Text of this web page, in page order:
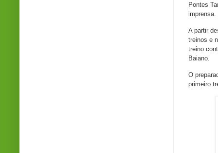
Pontes
imprensa.
A partir
treinos e
treino
Baiano.
O
primeiro